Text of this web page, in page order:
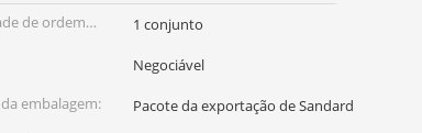
de ordem
1 conjunto
Negociável
embalagem:
Pacote da exportação de Sandard